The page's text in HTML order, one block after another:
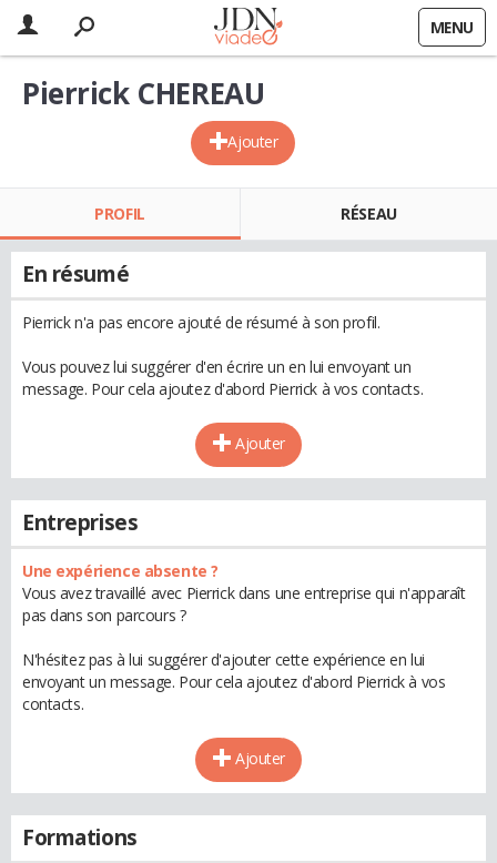
MENU
Ajouter
Pierrick CHEREAU
PROFIL RÉSEAU
En résumé
Pierrick n'a pas encore ajouté de résumé à son profil.
Vous pouvez lui suggérer d'en écrire un en lui envoyant un
message. Pour cela ajoutez d'abord Pierrick à vos contacts.
Ajouter
Entreprises
Une expérience absente ?
Vous avez travaillé avec Pierrick dans une entreprise qui n'apparaît
pas dans son parcours ?
N'hésitez pas à lui suggérer d'ajouter cette expérience en lui
envoyant un message. Pour cela ajoutez d'abord Pierrick à vos
contacts.
Ajouter
Formations